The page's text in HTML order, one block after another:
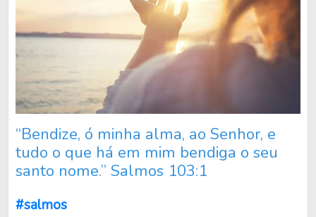
“Bendize, ó minha alma, ao Senhor, e
tudo o que há em mim bendiga o seu
santo nome.” Salmos 103:1
#salmos